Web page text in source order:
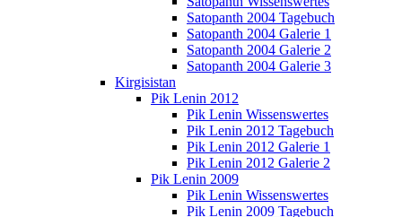
Satopanth 2004 Tagebuch
Satopanth 2004 Galerie 1
Satopanth 2004 Galerie 2
Satopanth 2004 Galerie 3
Kirgisistan
Pik Lenin 2012
Pik Lenin Wissenswertes
Pik Lenin 2012 Tagebuch
Pik Lenin 2012 Galerie 1
Pik Lenin 2012 Galerie 2
Pik Lenin 2009
Pik Lenin Wissenswertes
Pik Lenin 2009 Tagebuch